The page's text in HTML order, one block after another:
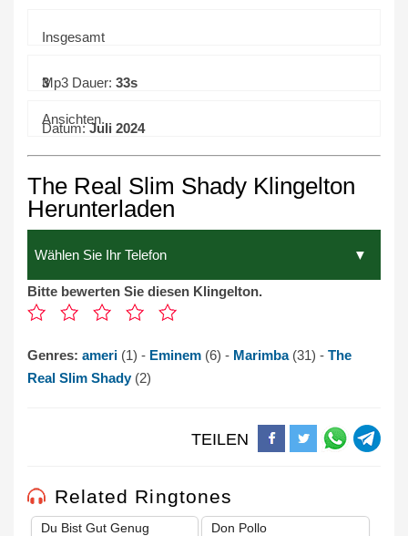
Insgesamt
3
Ansichten.
Mp3 Dauer: 33s
Datum:Juli 2024
The Real Slim Shady Klingelton
Herunterladen
Bitte bewerten Sie diesen Klingelton.
Genres: ameri (1) - Eminem (6) - Marimba (31) - The
Real Slim Shady (2)
TEILEN
Related Ringtones
Du Bist Gut Genug Don Pollo